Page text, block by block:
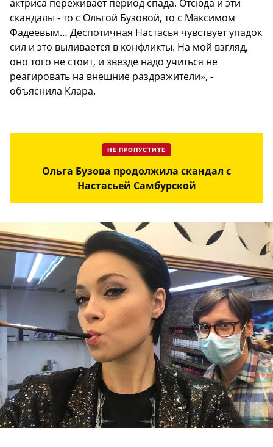
актриса переживает период спада. Отсюда и эти
скандалы - то с Ольгой Бузовой, то с Максимом
Фадеевым… Деспотичная Настасья чувствует упадок
сил и это выливается в конфликты. На мой взгляд,
оно того не стоит, и звезде надо учиться не
реагировать на внешние раздражители», -
объяснила Клара.
НЕ ПРОПУСТИТЕ
Ольга Бузова продолжила скандал с
Настасьей Самбурской